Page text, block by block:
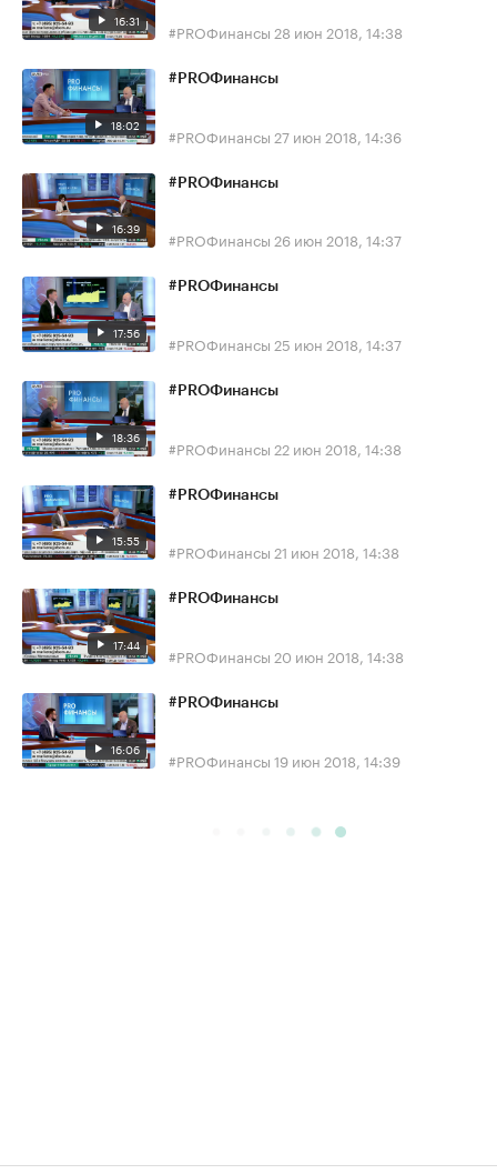
16:31 #PROФинансы 28 июн 2018, 14:38
18:02
#PROФинансы
#PROФинансы 27 июн 2018, 14:36
16:39
#PROФинансы
#PROФинансы 26 июн 2018, 14:37
17:56
#PROФинансы
#PROФинансы 25 июн 2018, 14:37
18:36
#PROФинансы
#PROФинансы 22 июн 2018, 14:38
15:55
#PROФинансы
#PROФинансы 21 июн 2018, 14:38
17:44
#PROФинансы
#PROФинансы 20 июн 2018, 14:38
16:06
#PROФинансы
#PROФинансы 19 июн 2018, 14:39